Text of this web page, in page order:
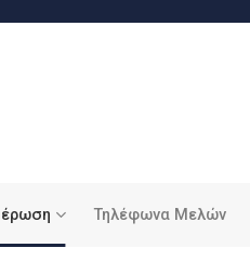
Τηλέφωνα Μελών